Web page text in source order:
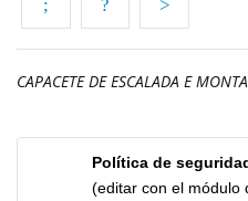
CAPACETE DE ESCALADA E
Política de
(editar con el módulo